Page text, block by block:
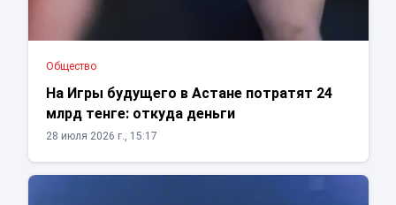
Общество
На Игры будущего в Астане потратят 24
млрд тенге: откуда деньги
28 июля 2026 г., 15:17